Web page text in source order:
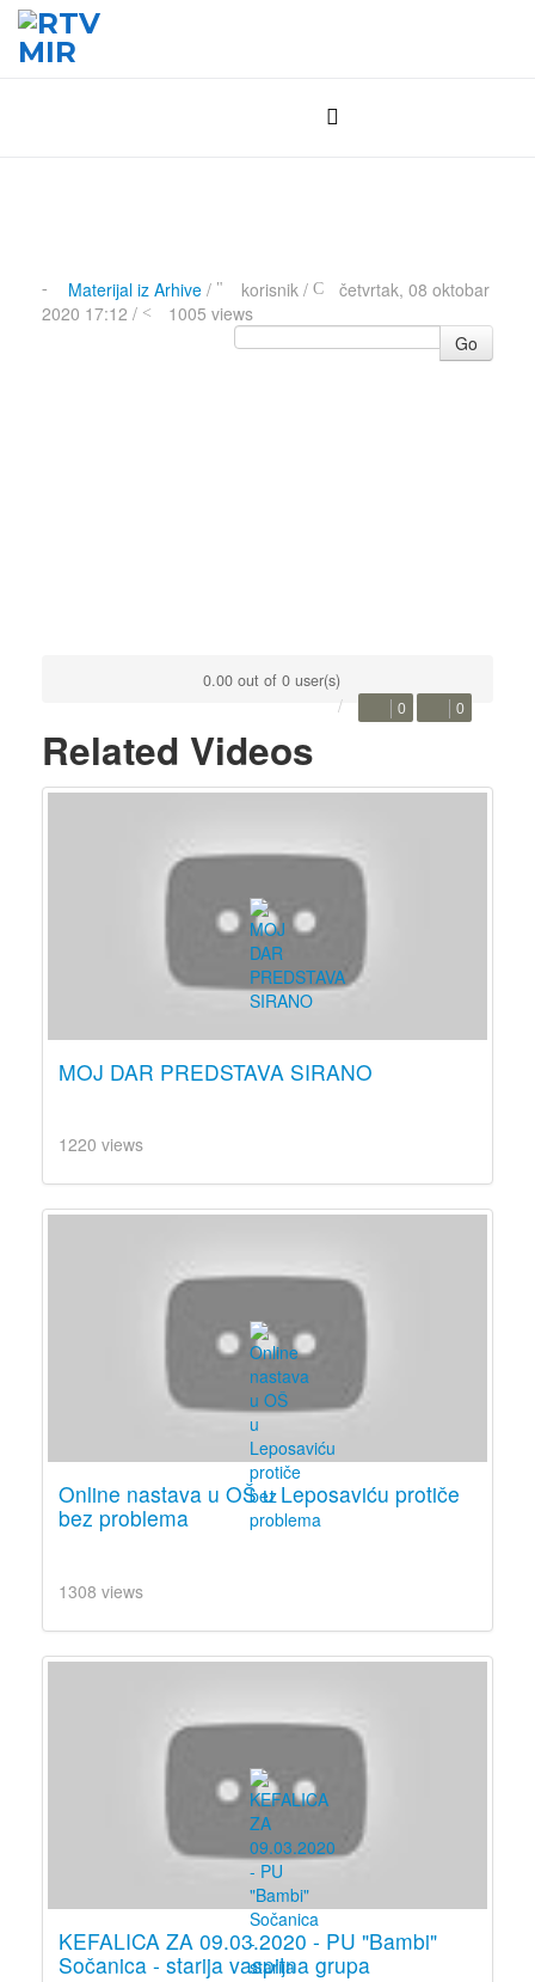
Materijal iz Arhive/ korisnik /
četvrtak, 08 oktobar
2020 17:12 /
1005 views
Go
0.00 out of 0 user(s)
0 0
Related Videos
MOJ DAR PREDSTAVA SIRANO
1220 views
Online nastava u OŠ u Leposaviću protiče
bez problema
1308 views
KEFALICA ZA 09.03.2020 - PU "Bambi"
Sočanica - starija vaspitna grupa